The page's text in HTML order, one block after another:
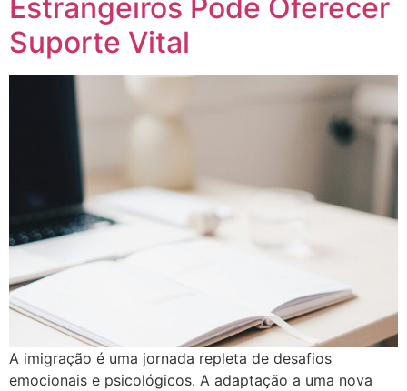
Estrangeiros Pode Oferecer
Suporte Vital
A imigração é uma jornada repleta de desafios
emocionais e psicológicos. A adaptação a uma nova